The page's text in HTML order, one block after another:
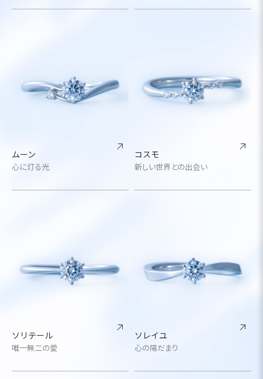
ムーン
心に灯る光
コスモ
新しい世界との出会い
ソリテール
唯一無二の愛
ソレイユ
心の陽だまり